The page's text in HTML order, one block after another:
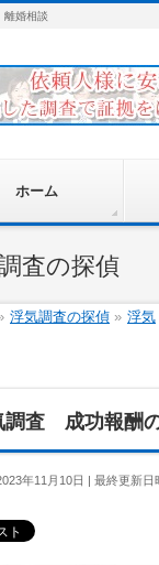
婚相談
ホーム
査の探偵
浮気調査の探偵 » 浮気
調査 成功報酬
年11月10日 最終更新日